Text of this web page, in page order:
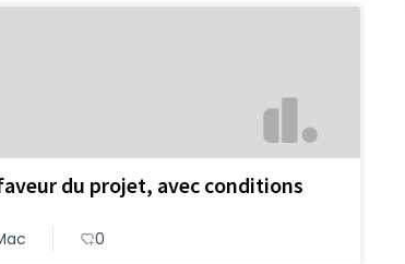
du projet, avec conditions
0